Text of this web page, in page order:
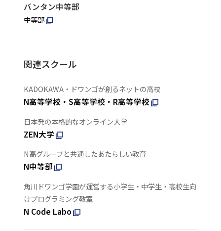
バンタン中等部
中等部
関連スクール
KADOKAWA・ドワンゴが創るネットの高校
N高等学校・S高等学校・R高等学校
日本発の本格的なオンライン大学
ZEN大学
N高グループと共通したあたらしい教育
N中等部
角川ドワンゴ学園が運営する小学生・中学生・高校生向
けプログラミング教室
N Code Labo